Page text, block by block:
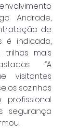
Andrade,
de
é indicada,
trilhas mais
“A
visitantes
sozinhos
segurança